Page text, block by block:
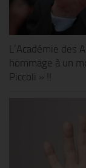
L’Académie
hommage à un
Piccoli » !!